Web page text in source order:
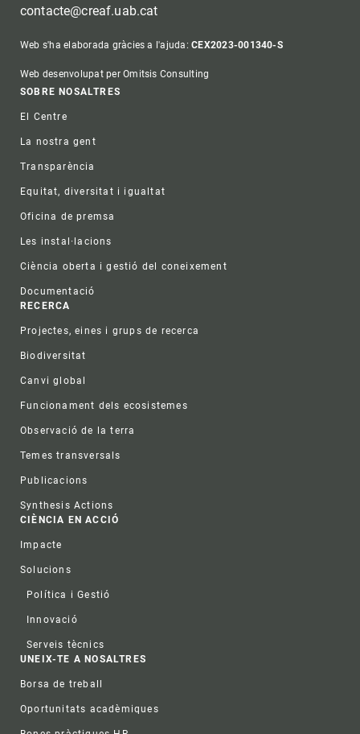
contacte@creaf.uab.cat
Web s'ha elaborada gràcies a l'ajuda:CEX2023-001340-S
Web desenvolupat per Omitsis Consulting
Footer
SOBRE NOSALTRES
El Centre
La nostra gent
Transparència
Equitat, diversitat i igualtat
Oficina de premsa
Les instal·lacions
Ciència oberta i gestió del coneixement
Documentació
RECERCA
Projectes, eines i grups de recerca
Biodiversitat
Canvi global
Funcionament dels ecosistemes
Observació de la terra
Temes transversals
Publicacions
Synthesis Actions
CIÈNCIA EN ACCIÓ
Impacte
Solucions
Política i Gestió
Innovació
Serveis tècnics
UNEIX-TE A NOSALTRES
Borsa de treball
Oportunitats acadèmiques